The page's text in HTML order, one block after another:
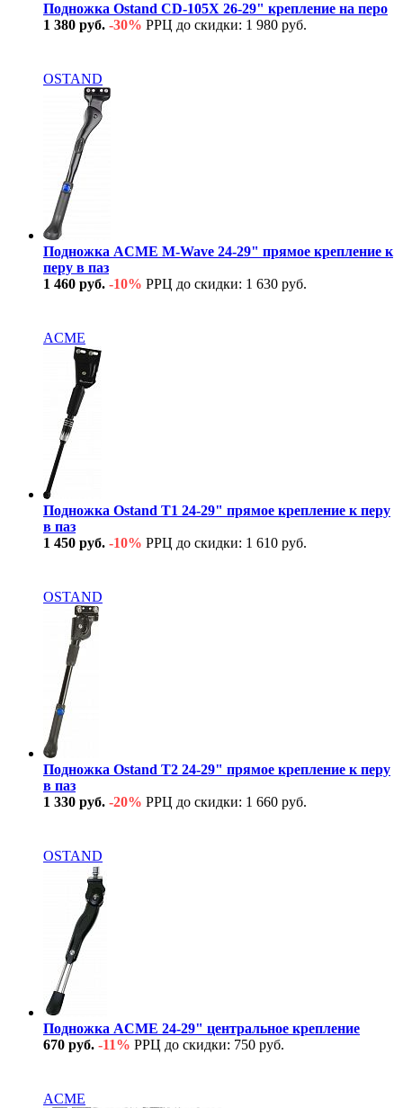
Подножка Ostand CD-105X 26-29" крепление на перо
1 380 руб. -30% РРЦ до скидки: 1 980 руб.
OSTAND
Подножка ACME M-Wave 24-29" прямое крепление к
перу в паз
1 460 руб. -10% РРЦ до скидки: 1 630 руб.
ACME
Подножка Ostand T1 24-29" прямое крепление к перу
в паз
1 450 руб. -10% РРЦ до скидки: 1 610 руб.
OSTAND
Подножка Ostand T2 24-29" прямое крепление к перу
в паз
1 330 руб. -20% РРЦ до скидки: 1 660 руб.
OSTAND
Подножка ACME 24-29" центральное крепление
670 руб. -11% РРЦ до скидки: 750 руб.
ACME